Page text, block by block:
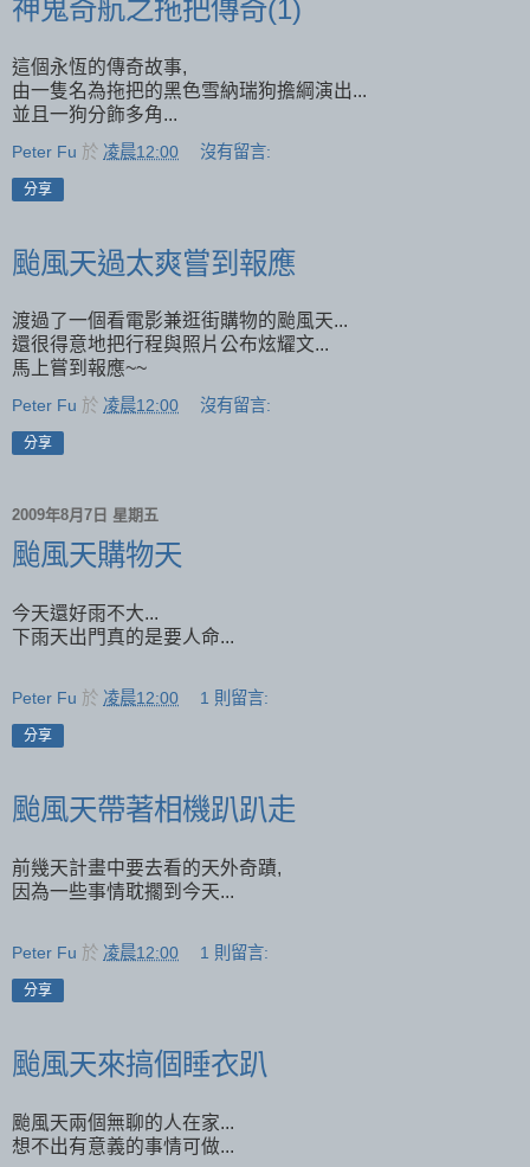
神鬼奇航之拖把傳奇(1)
這個永恆的傳奇故事,
由一隻名為拖把的黑色雪納瑞狗擔綱演出...
並且一狗分飾多角...
Peter Fu 於 凌晨12:00 沒有留言:
分享
颱風天過太爽嘗到報應
渡過了一個看電影兼逛街購物的颱風天...
還很得意地把行程與照片公布炫耀文...
馬上嘗到報應~~
Peter Fu 於 凌晨12:00 沒有留言:
分享
2009年8月7日 星期五
颱風天購物天
今天還好雨不大...
下雨天出門真的是要人命...
Peter Fu 於 凌晨12:00 1 則留言:
分享
颱風天帶著相機趴趴走
前幾天計畫中要去看的天外奇蹟,
因為一些事情耽擱到今天...
Peter Fu 於 凌晨12:00 1 則留言:
分享
颱風天來搞個睡衣趴
颱風天兩個無聊的人在家...
想不出有意義的事情可做...